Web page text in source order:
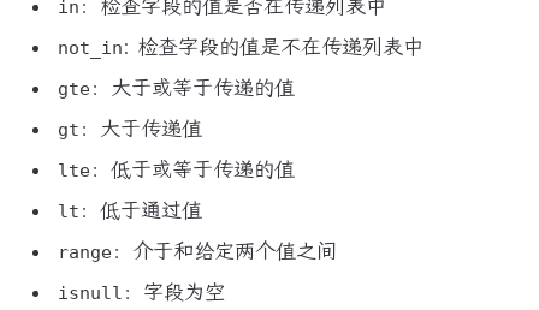
in ：检查字段的值是否在传递列表中
not_in: 检查字段的值是不在传递列表中
gte：大于或等于传递的值
gt ：大于传递值
lte：低于或等于传递的值
lt ：低于通过值
range：介于和给定两个值之间
isnull ：字段为空